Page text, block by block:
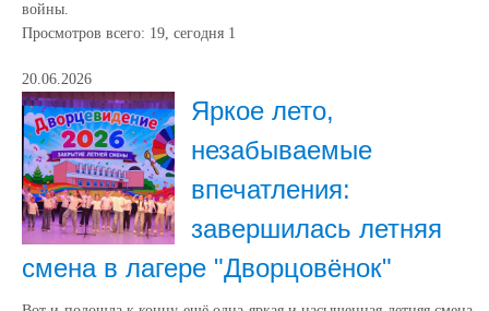
войны.
Просмотров всего: 19, сегодня 1
20.06.2026
Яркое лето,
незабываемые
впечатления:
завершилась летняя
смена в лагере "Дворцовёнок"